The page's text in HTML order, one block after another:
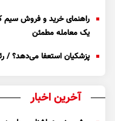
راهنمای خرید و فروش سیم
یک معامله مطمئن
پزشکیان استعفا می‌دهد؟ /
آخرین اخبار